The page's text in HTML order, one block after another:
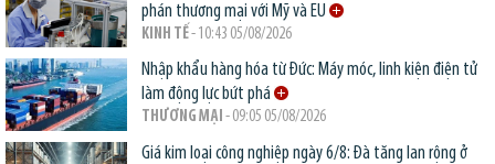
phán thương mại với Mỹ và EU
KINH TẾ- 10:43 05/08/2026
Nhập khẩu hàng hóa từ Đức: Máy móc, linh kiện điện tử
làm động lực bứt phá
THƯƠNG MẠI - 09:05 05/08/2026
Giá kim loại công nghiệp ngày 6/8: Đà tăng lan rộng ở